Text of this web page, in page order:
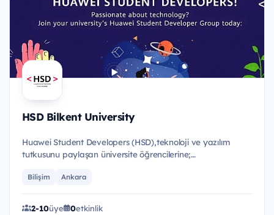
HSD Bilkent University
Huawei Student Developers (HSD),teknoloji ve yazılım
tutkusunu paylaşan üniversite öğrencilerine;
Bilişim Ankara
2-10üye 0etkinlik